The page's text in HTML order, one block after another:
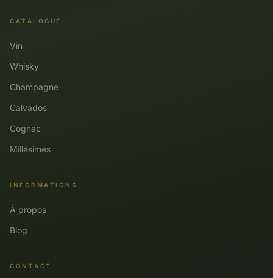
CATALOGUE
Vin
Whisky
Champagne
Calvados
Cognac
Millésimes
INFORMATIONS
À propos
Blog
CONTACT